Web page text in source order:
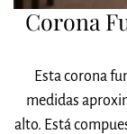
Corona
Esta corona
medidas
alto. Está